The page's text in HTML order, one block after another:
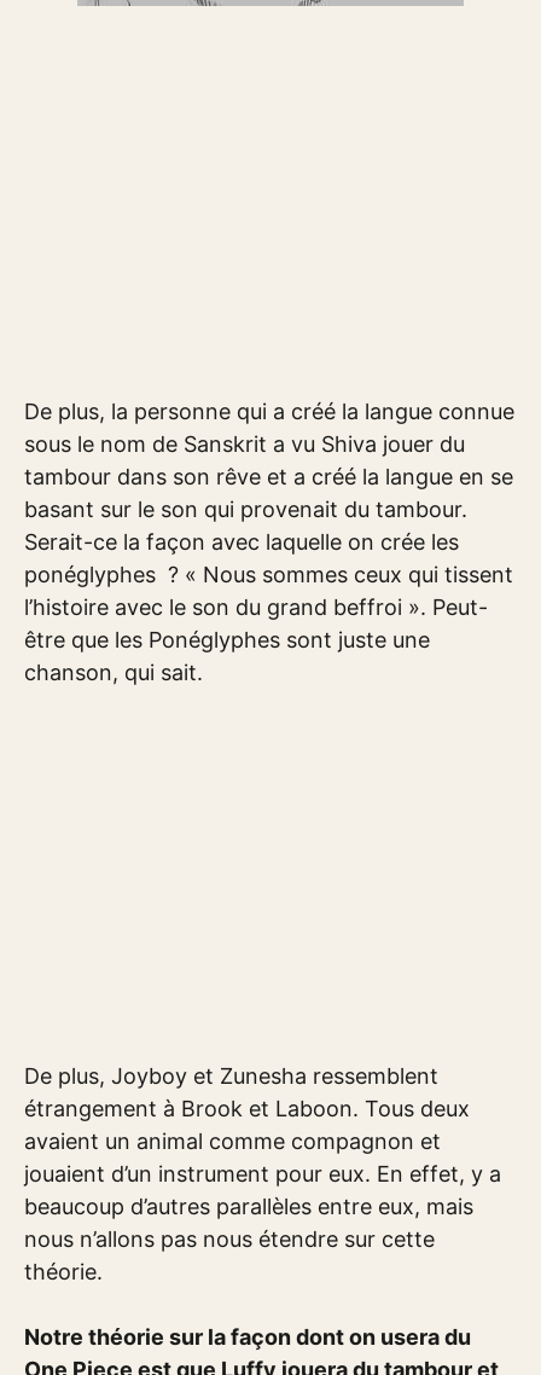
De plus, la personne qui a créé la langue connue
sous le nom de Sanskrit a vu Shiva jouer du
tambour dans son rêve et a créé la langue en se
basant sur le son qui provenait du tambour.
Serait-ce la façon avec laquelle on crée les
ponéglyphes ? « Nous sommes ceux qui tissent
l’histoire avec le son du grand beffroi ». Peut-
être que les Ponéglyphes sont juste une
chanson, qui sait.
De plus, Joyboy et Zunesha ressemblent
étrangement à Brook et Laboon. Tous deux
avaient un animal comme compagnon et
jouaient d’un instrument pour eux. En effet, y a
beaucoup d’autres parallèles entre eux, mais
nous n’allons pas nous étendre sur cette
théorie.
Notre théorie sur la façon dont on usera du
One Piece est que Luffy jouera du tambour et